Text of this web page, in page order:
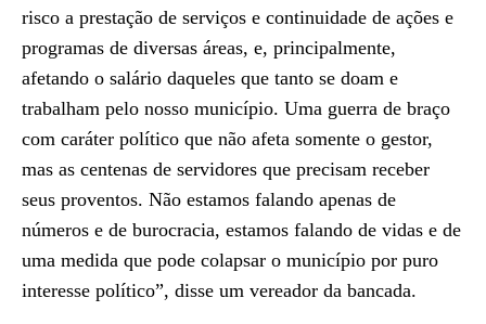
risco a prestação de serviços e continuidade de ações e
programas de diversas áreas, e, principalmente,
afetando o salário daqueles que tanto se doam e
trabalham pelo nosso município. Uma guerra de braço
com caráter político que não afeta somente o gestor,
mas as centenas de servidores que precisam receber
seus proventos. Não estamos falando apenas de
números e de burocracia, estamos falando de vidas e de
uma medida que pode colapsar o município por puro
interesse político”, disse um vereador da bancada.